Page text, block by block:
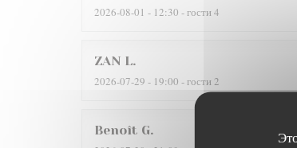
2026-08-01 - 12:30 - гости 4
ZAN L
2026-07-29 - 19:00 - гости 2
Benoît G